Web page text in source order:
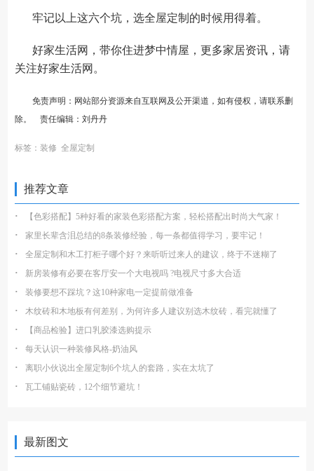
牢记以上这六个坑，选全屋定制的时候用得着。
好家生活网，带你住进梦中情屋，更多家居资讯，请
关注好家生活网 。
免责声明：网站部分资源来自互联网及公开渠道，如有侵权，请联系删
除。 责任编辑：刘丹丹
标签：装修 全屋定制
推荐文章
· 【色彩搭配】5种好看的家装色彩搭配方案，轻松搭配出时尚大气家！
· 家里长辈含泪总结的8条装修经验，每一条都值得学习，要牢记！
· 全屋定制和木工打柜子哪个好？来听听过来人的建议，终于不迷糊了
· 新房装修有必要在客厅安一个大电视吗 ?电视尺寸多大合适
· 装修要想不踩坑？这10种家电一定提前做准备
· 木纹砖和木地板有何差别，为何许多人建议别选木纹砖，看完就懂了
· 【商品检验】进口乳胶漆选购提示
· 每天认识一种装修风格-奶油风
· 离职小伙说出全屋定制6个坑人的套路，实在太坑了
· 瓦工铺贴瓷砖，12个细节避坑！
最新图文